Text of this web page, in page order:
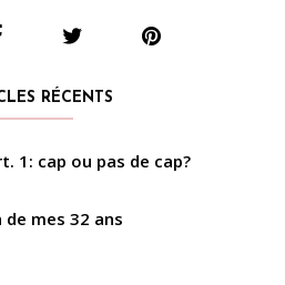
RÉCENTS
1: cap ou pas de cap?
de mes 32 ans